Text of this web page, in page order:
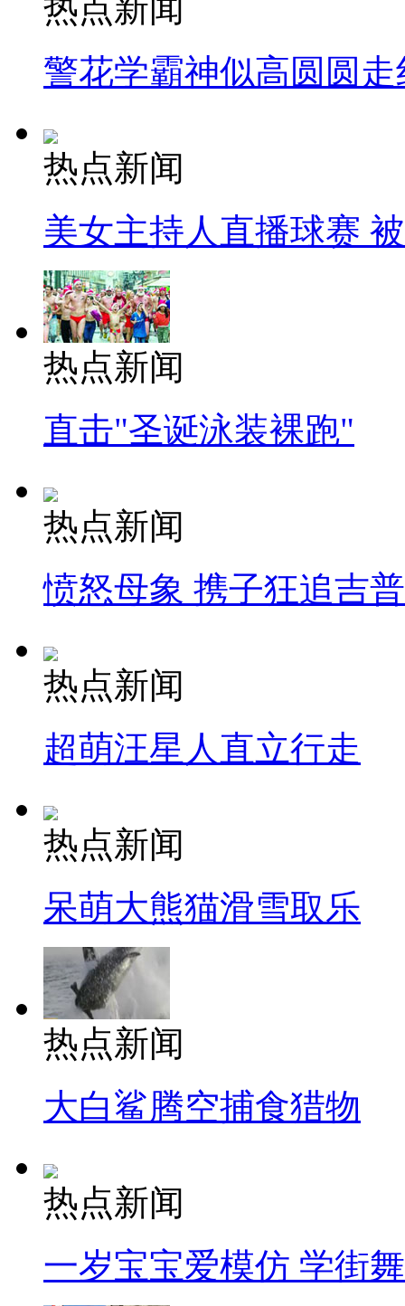
热点新闻
警花学霸神似高圆圆走
热点新闻
美女主持人直播球赛
热点新闻
直击"圣诞泳装裸跑"
热点新闻
愤怒母象 携子狂追吉
热点新闻
超萌汪星人直立行走
热点新闻
呆萌大熊猫滑雪取乐
热点新闻
大白鲨腾空捕食猎物
热点新闻
一岁宝宝爱模仿 学街